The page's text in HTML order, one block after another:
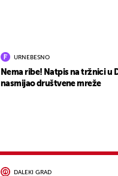
URNEBESNO
Nema ribe! Natpis na tržnici u
nasmijao društvene mreže
DALEKI GRAD